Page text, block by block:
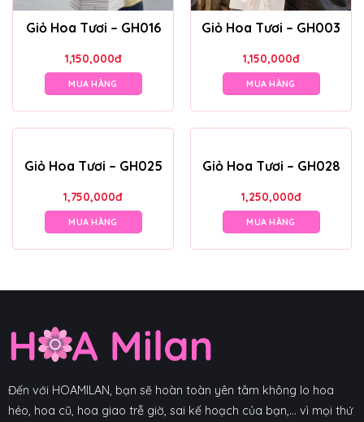
Giỏ Hoa Tươi – GH016
1,150,000đ
MUA HÀNG
Giỏ Hoa Tươi – GH003
1,150,000đ
MUA HÀNG
Giỏ Hoa Tươi – GH025
1,750,000đ
MUA HÀNG
Giỏ Hoa Tươi – GH028
1,250,000đ
MUA HÀNG
Đến với HOAMILAN, bạn sẽ hoàn toàn yên tâm không lo hoa
héo, hoa cũ, hoa giao trễ giờ, sai kế hoạch của bạn,... vì mọi thứ